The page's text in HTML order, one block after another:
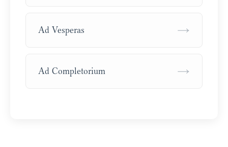
Ad Vesperas →
Ad Completorium →